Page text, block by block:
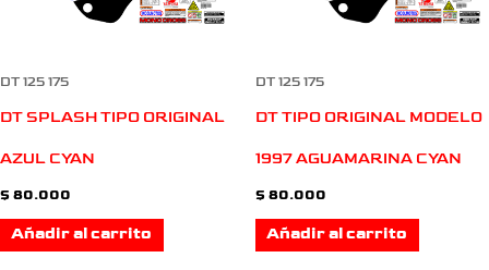
DT 125 175
DT SPLASH TIPO ORIGINAL
AZUL CYAN
$ 80.000
Añadir al carrito
DT 125 175
DT TIPO ORIGINAL MODELO
1997 AGUAMARINA CYAN
$ 80.000
Añadir al carrito